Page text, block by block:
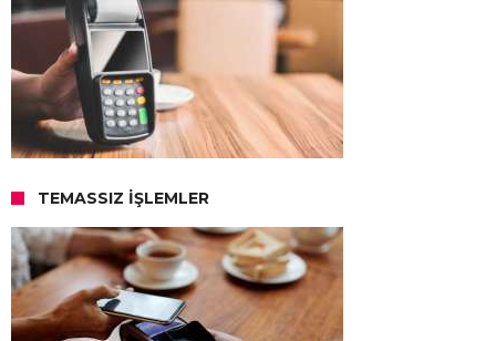
TEMASSIZ İŞLEMLER